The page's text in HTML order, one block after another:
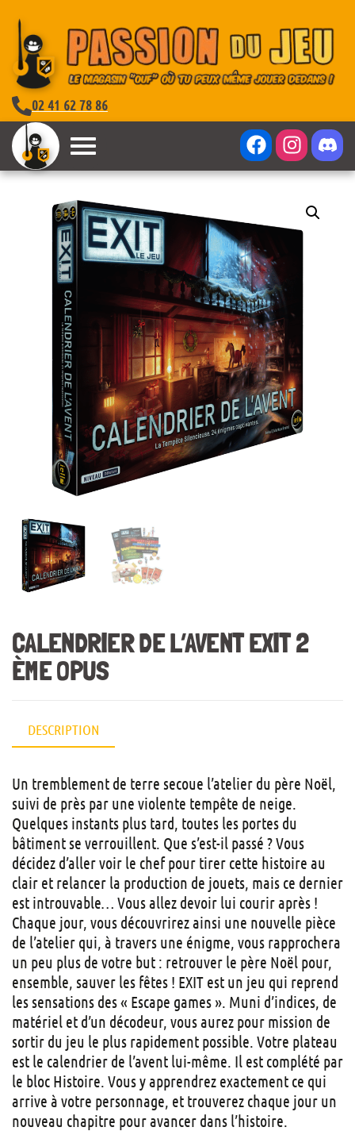
02 41 62 78 86
CALENDRIER DE L’AVENT EXIT 2
ÈME OPUS
DESCRIPTION
Un tremblement de terre secoue l’atelier du père Noël,
suivi de près par une violente tempête de neige.
Quelques instants plus tard, toutes les portes du
bâtiment se verrouillent. Que s’est-il passé ? Vous
décidez d’aller voir le chef pour tirer cette histoire au
clair et relancer la production de jouets, mais ce dernier
est introuvable… Vous allez devoir lui courir après !
Chaque jour, vous découvrirez ainsi une nouvelle pièce
de l’atelier qui, à travers une énigme, vous rapprochera
un peu plus de votre but : retrouver le père Noël pour,
ensemble, sauver les fêtes ! EXIT est un jeu qui reprend
les sensations des « Escape games ». Muni d’indices, de
matériel et d’un décodeur, vous aurez pour mission de
sortir du jeu le plus rapidement possible. Votre plateau
est le calendrier de l’avent lui-même. Il est complété par
le bloc Histoire. Vous y apprendrez exactement ce qui
arrive à votre personnage, et trouverez chaque jour un
nouveau chapitre pour avancer dans l’histoire.